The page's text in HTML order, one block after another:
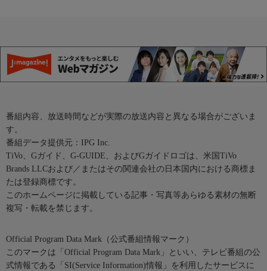
番組内容、放送時間などが実際の放送内容と異なる場合がございま
す。
番組データ提供元：IPG Inc.
TiVo、Gガイド、G-GUIDE、およびGガイドロゴは、米国TiVo
Brands LLCおよび／またはその関連会社の日本国内における商標ま
たは登録商標です。
このホームページに掲載している記事・写真等あらゆる素材の無断
複写・転載を禁じます。
Official Program Data Mark（公式番組情報マーク）
このマークは「Official Program Data Mark」といい、テレビ番組の公
式情報である「SI(Service Information)情報」を利用したサービスに